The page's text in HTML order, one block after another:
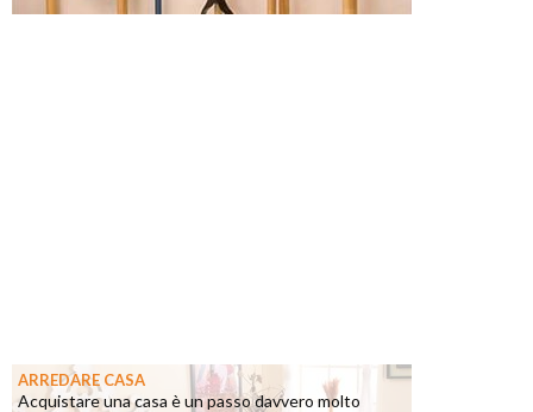
ARREDARE CASA
Acquistare una casa è un passo davvero molto